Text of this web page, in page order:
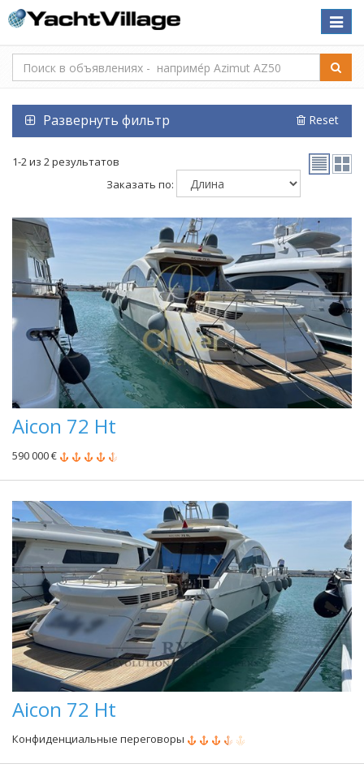
Toggle
Развернуть фильтр Reset
1-2 из 2 результатов
Заказать по:
Aicon 72 Ht
590 000 €
Aicon 72 Ht
Конфиденциальные переговоры